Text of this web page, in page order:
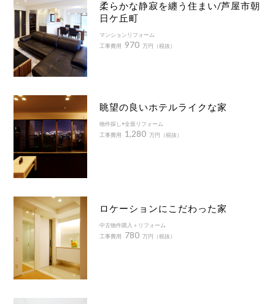
柔らかな静寂を纏う住まい/芦屋市朝
日ケ丘町
マンションリフォーム
工事費用
970 万円（税抜）
眺望の良いホテルライクな家
物件探し+全面リフォーム
工事費用
1,280 万円（税抜）
ロケーションにこだわった家
中古物件購入＋リフォーム
工事費用
780 万円（税抜）